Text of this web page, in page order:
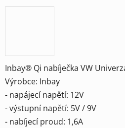
Inbay® Qi nabíječka VW
Výrobce: Inbay
- napájecí napětí: 12V
- výstupní napětí: 5V / 9V
- nabíjecí proud: 1,6A